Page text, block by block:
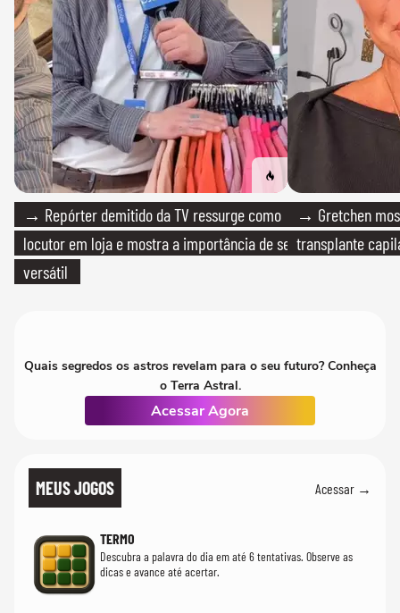
→ Repórter demitido da TV ressurge como
locutor em loja e mostra a importância de ser
versátil
→ Gretchen
transplante
Quais segredos os astros revelam para o seu futuro? Conheça
o Terra Astral.
Acessar Agora
MEUS JOGOS Acessar →
TERMO
Descubra a palavra do dia em até 6 tentativas. Observe as
dicas e avance até acertar.